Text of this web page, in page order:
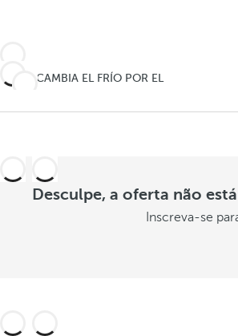
CALOR DEL CARIBE
CAMBIA EL FRÍO POR EL
Últimas
disponibles
Desculpe, a oferta não
Inscreva-se